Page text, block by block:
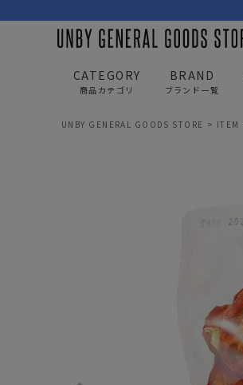
CATEGORY
商品カテゴリ
BRAND
ブランド一覧
UNBY GENERAL GOODS STORE ITEM